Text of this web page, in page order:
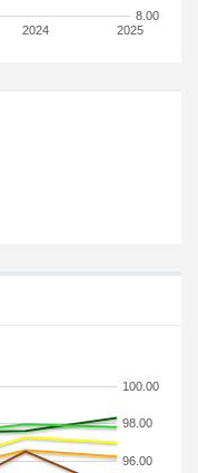
2024 2025
8.00
96.00
98.00
100.00